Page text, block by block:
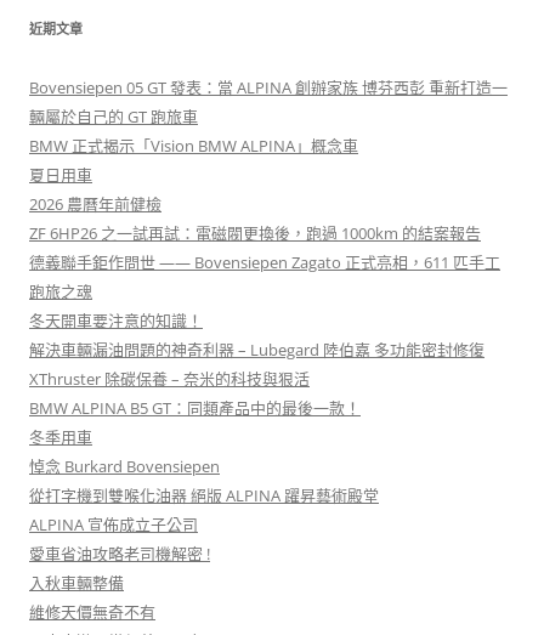
近期文章
Bovensiepen 05 GT 發表：當 ALPINA 創辦家族 博芬西彭 重新打造一
輛屬於自己的 GT 跑旅車
BMW 正式揭示「Vision BMW ALPINA」概念車
夏日用車
2026 農曆年前健檢
ZF 6HP26 之一試再試：電磁閥更換後，跑過 1000km 的結案報告
德義聯手鉅作問世 —— Bovensiepen Zagato 正式亮相，611 匹手工
跑旅之魂
冬天開車要注意的知識！
解決車輛漏油問題的神奇利器 – Lubegard 陸伯嘉 多功能密封修復
XThruster 除碳保養 – 奈米的科技與狠活
BMW ALPINA B5 GT：同類產品中的最後一款！
冬季用車
悼念 Burkard Bovensiepen
從打字機到雙喉化油器 絕版 ALPINA 躍昇藝術殿堂
ALPINA 宣佈成立子公司
愛車省油攻略老司機解密 !
入秋車輛整備
維修天價無奇不有